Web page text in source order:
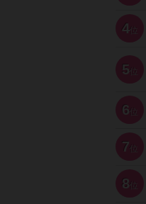
4位
5 位
6 位
7 位
8 位